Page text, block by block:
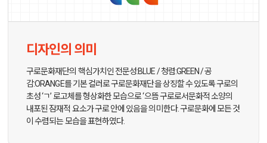
디자인의 의미
구로문화재단의 핵심가치인 전문성:BLUE / 청렴:GREEN / 공
감:ORANGE를 기본 컬러로 구로문화재단을 상징할 수 있도록 구로의
초성 ‘ㄱ’ 로고체를 형상화한 모습으로 ‘으뜸 구로로서문화적 소양의
내포된 잠재적 요소가 구로 안에 있음을 의미한다. 구로문화에 모든 것
이 수렴되는 모습을 표현하였다.